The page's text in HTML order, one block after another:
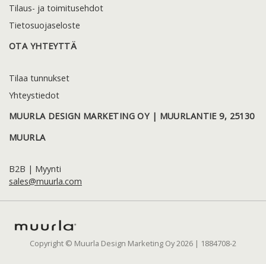
Tilaus- ja toimitusehdot
Tietosuojaseloste
OTA YHTEYTTÄ
Tilaa tunnukset
Yhteystiedot
MUURLA DESIGN MARKETING OY | MUURLANTIE 9, 25130
MUURLA
B2B | Myynti
sales@muurla.com
Copyright © Muurla Design Marketing Oy 2026 | 1884708-2